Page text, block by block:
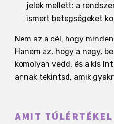
jelek mellett: a
ismert betegségeket
Nem az a cél, hogy
Hanem az, hogy a nagy,
komolyan vedd, és a kis
annak tekintsd, amik
AMIT